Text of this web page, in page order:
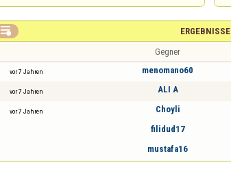
ERGEBNISSE

Gegner
vor 7 Jahren menomano60
vor 7 Jahren ALI A
vor 7 Jahren Choyli
filidud17
mustafa16